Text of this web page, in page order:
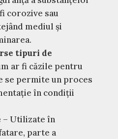
corozive sau
mediul și
tipuri de
ar fi căzile pentru
se permite un proces
în condiții
– Utilizate în
parte a